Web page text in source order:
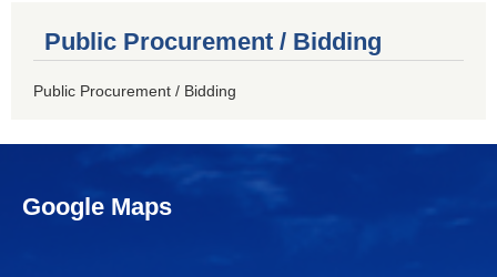
Public Procurement / Bidding
Public Procurement / Bidding
Google Maps